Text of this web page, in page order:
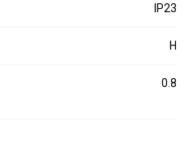
IP23
H
0.8